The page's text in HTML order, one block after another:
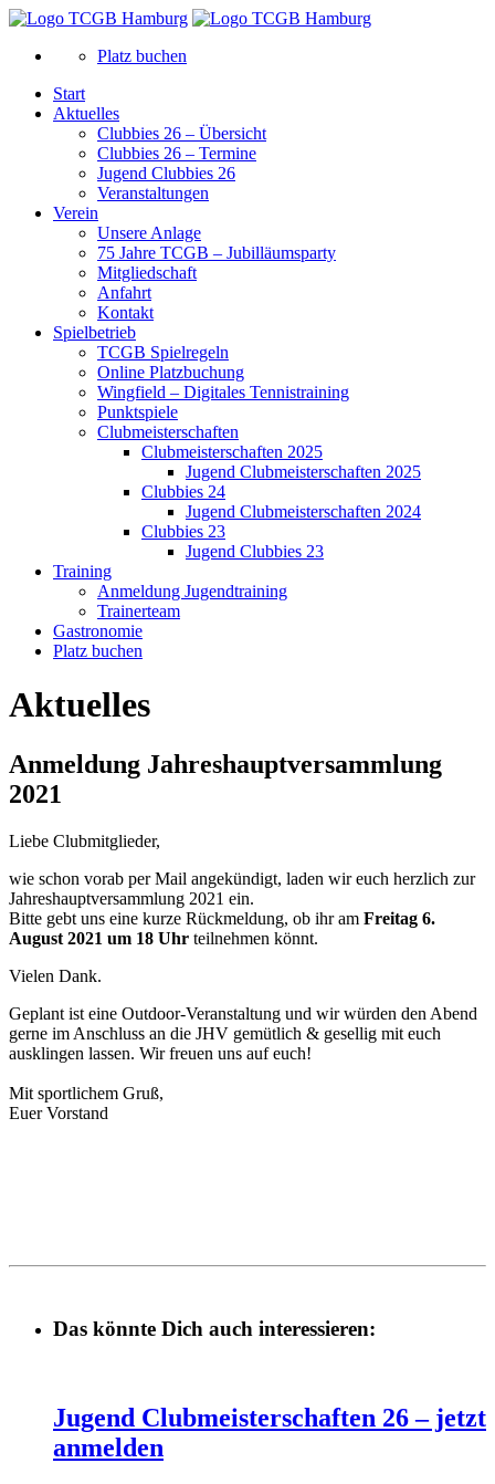
Platz buchen
Start
Aktuelles
Clubbies 26 – Übersicht
Clubbies 26 – Termine
Jugend Clubbies 26
Veranstaltungen
Verein
Unsere Anlage
75 Jahre TCGB – Jubilläumsparty
Mitgliedschaft
Anfahrt
Kontakt
Spielbetrieb
TCGB Spielregeln
Online Platzbuchung
Wingfield – Digitales Tennistraining
Punktspiele
Clubmeisterschaften
Clubmeisterschaften 2025
Jugend Clubmeisterschaften 2025
Clubbies 24
Jugend Clubmeisterschaften 2024
Clubbies 23
Jugend Clubbies 23
Training
Anmeldung Jugendtraining
Trainerteam
Gastronomie
Platz buchen
Aktuelles
Anmeldung Jahreshauptversammlung
2021
Liebe Clubmitglieder,
wie schon vorab per Mail angekündigt, laden wir euch herzlich zur
Jahreshauptversammlung 2021 ein.
Bitte gebt uns eine kurze Rückmeldung, ob ihr am Freitag 6.
August 2021 um 18 Uhr teilnehmen könnt.
Vielen Dank.
Geplant ist eine Outdoor-Veranstaltung und wir würden den Abend
gerne im Anschluss an die JHV gemütlich & gesellig mit euch
ausklingen lassen. Wir freuen uns auf euch!
Mit sportlichem Gruß,
Euer Vorstand
Das könnte Dich auch interessieren:
Jugend Clubmeisterschaften 26 – jetzt
anmelden